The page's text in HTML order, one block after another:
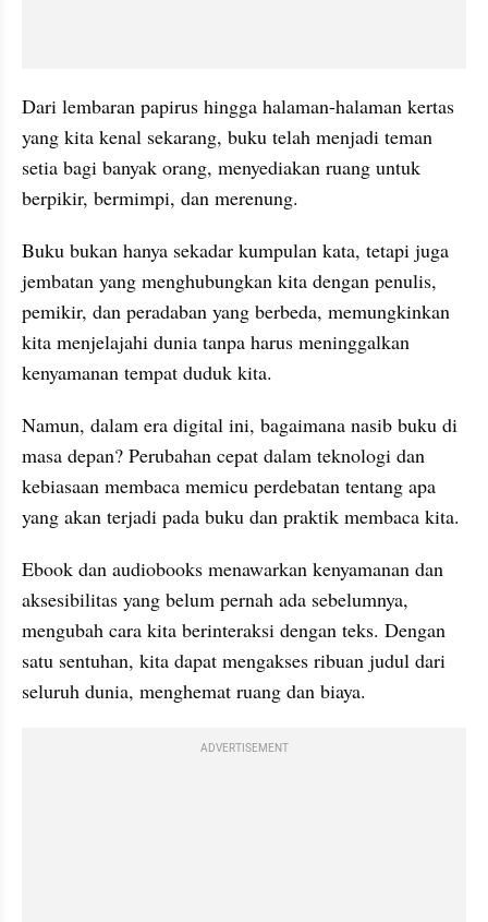
Dari lembaran papirus hingga halaman-halaman kertas
yang kita kenal sekarang, buku telah menjadi teman
setia bagi banyak orang, menyediakan ruang untuk
berpikir, bermimpi, dan merenung.
Buku bukan hanya sekadar kumpulan kata, tetapi juga
jembatan yang menghubungkan kita dengan penulis,
pemikir, dan peradaban yang berbeda, memungkinkan
kita menjelajahi dunia tanpa harus meninggalkan
kenyamanan tempat duduk kita.
Namun, dalam era digital ini, bagaimana nasib buku di
masa depan? Perubahan cepat dalam teknologi dan
kebiasaan membaca memicu perdebatan tentang apa
yang akan terjadi pada buku dan praktik membaca kita.
Ebook dan audiobooks menawarkan kenyamanan dan
aksesibilitas yang belum pernah ada sebelumnya,
mengubah cara kita berinteraksi dengan teks. Dengan
satu sentuhan, kita dapat mengakses ribuan judul dari
seluruh dunia, menghemat ruang dan biaya.
ADVERTISEMENT